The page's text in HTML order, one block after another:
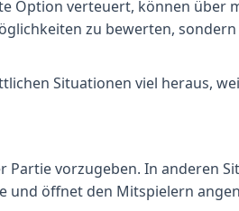
Option verteuert, können über
zu bewerten, sondern
Situationen viel heraus,
Partie vorzugeben. In anderen
öffnet den Mitspielern